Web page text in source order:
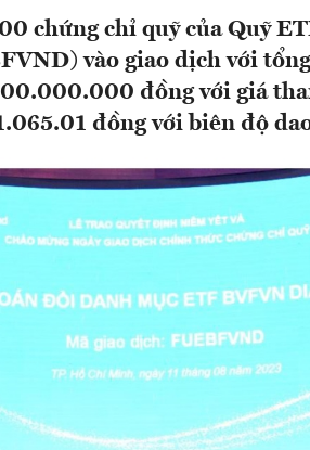
chứng chỉ quỹ của Quỹ
vào giao dịch với
đồng với giá
đồng với biên độ